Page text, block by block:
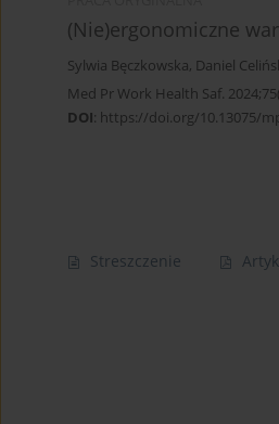
(Nie)ergonomiczne
Sylwia Bęczkowska, Daniel
Med Pr Work Health Saf.
DOI: https://doi.org/10.13075/
Streszczenie